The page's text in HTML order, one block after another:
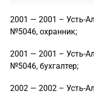
2001 — 2001 – Усть-
№5046, охранник;
2001 — 2001 – Усть-
№5046, бухгалтер;
2002 — 2002 – Усть-